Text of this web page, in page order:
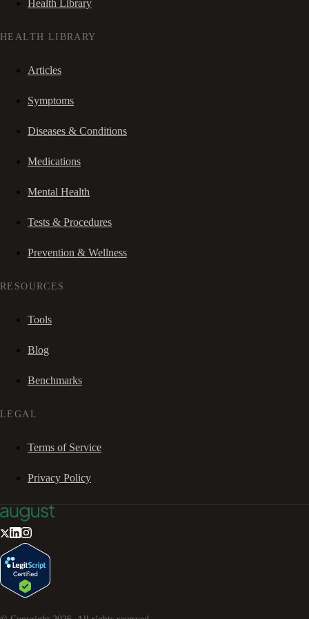
Health Library
HEALTH LIBRARY
Articles
Symptoms
Diseases & Conditions
Medications
Mental Health
Tests & Procedures
Prevention & Wellness
RESOURCES
Tools
Blog
Benchmarks
LEGAL
Terms of Service
Privacy Policy